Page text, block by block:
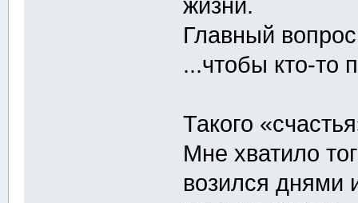
жизни.
Главный
...чтобы кто-то
Такого
Мне хватило
возился днями